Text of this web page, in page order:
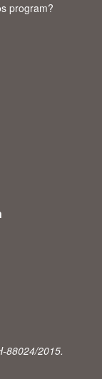
program?
88024/2015.